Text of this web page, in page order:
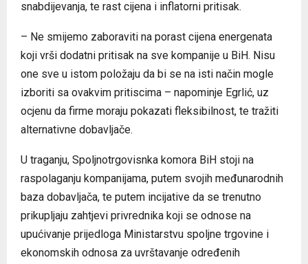
snabdijevanja, te rast cijena i inflatorni pritisak.
– Ne smijemo zaboraviti na porast cijena energenata
koji vrši dodatni pritisak na sve kompanije u BiH. Nisu
one sve u istom položaju da bi se na isti način mogle
izboriti sa ovakvim pritiscima – napominje Egrlić, uz
ocjenu da firme moraju pokazati fleksibilnost, te tražiti
alternativne dobavljače.
U traganju, Spoljnotrgovisnka komora BiH stoji na
raspolaganju kompanijama, putem svojih međunarodnih
baza dobavljača, te putem incijative da se trenutno
prikupljaju zahtjevi privrednika koji se odnose na
upućivanje prijedloga Ministarstvu spoljne trgovine i
ekonomskih odnosa za uvrštavanje određenih